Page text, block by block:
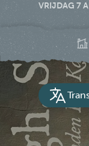
VRIJDAG 7